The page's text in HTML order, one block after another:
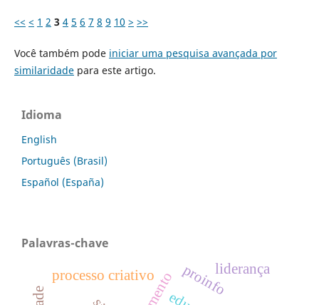
<< < 1 2 3 4 5 6 7 8 9 10 > >>
Você também pode iniciar uma pesquisa avançada por
similaridadepara este artigo.
Idioma
English
Português (Brasil)
Español (España)
Palavras-chave
processo criativo proinfoliderança